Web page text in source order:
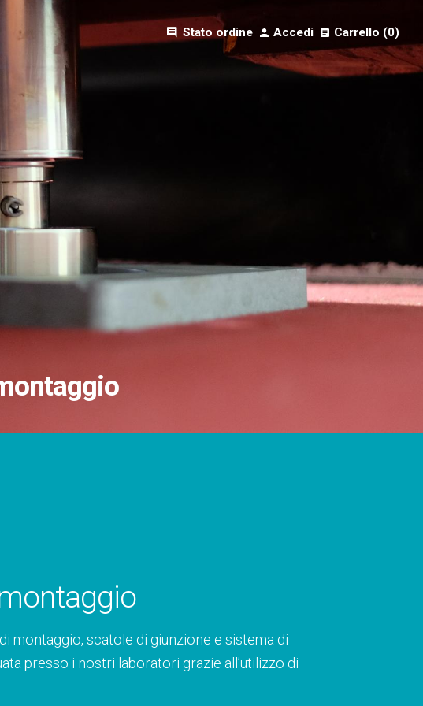
comment Stato ordine Accedi Carrello (0)
montaggio, scatole di giunzione e sistema di
presso i nostri laboratori grazie all’utilizzo di